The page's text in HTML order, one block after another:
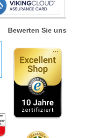
Bewerten Sie uns